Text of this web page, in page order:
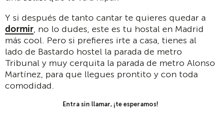
Y si después de tanto cantar te quieres quedar a
dormir, no lo dudes, este es tu hostal en Madrid
más cool. Pero si prefieres irte a casa, tienes al
lado de Bastardo hostel la parada de metro
Tribunal y muy cerquita la parada de metro Alonso
Martínez, para que llegues prontito y con toda
comodidad.
Entra sin llamar, ¡te esperamos!